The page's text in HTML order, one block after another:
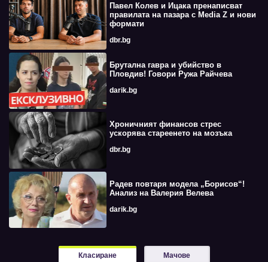
Павел Колев и Ицака пренаписват
правилата на пазара с Media Z и нови
формати
dbr.bg
Брутална гавра и убийство в
Пловдив! Говори Ружа Райчева
darik.bg
Хроничният финансов стрес
ускорява стареенето на мозъка
dbr.bg
Радев повтаря модела „Борисов“!
Анализ на Валерия Велева
darik.bg
Класиране Мачове